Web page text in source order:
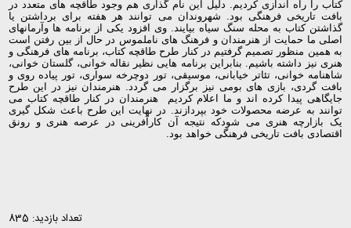
کتاب را راه اندازی کردیم. دلیل این نام گذاری هم وجود طاقچه های متعدد در
بافت تاریخی فرهنگی بود. شهروندان می توانند هر هفته برای برداشتن یا
گذاشتن کتاب به محله سنگ سیاه بیایند. وی افزود یکی از برنامه ها وآرمانهای
اصلی ما حمایت از هنرمندان و فرهنگ های ناملموس در حال از بین رفتن است
به همین منظور تصمیم گرفتیم در کنار طرح طاقچه کتاب، برنامه های فرهنگی و
هنری نیز داشته باشیم. بنابراین برنامه هایی نظیر نقاله خوانی، گلستان خوانی،
شاهنامه خوانی، تئاتر خیابانی، موسیقی، تور دوچرخه سواری، تور پیاده روی و
بافت گردی، بازی های بومی نیز برگزار می گردد. هنرمندان نیز در این طرح
جایگاهی پیدا کرده اند و ما اعلام کردیم
هنرمندان در کنار طاقچه کتاب می
توانند به عرضه محصولات خود بپردازند. در نهایت این طرح باعث شکل گیری
یک بازارچه هنری می شودکه نتیجه آن کارآفرینی در عرصه هنری و رونق
اقتصادی بافت تاریخی فرهنگی خواهد بود.
تعداد بازدید: 835